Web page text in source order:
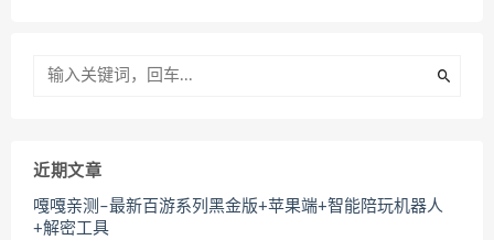
近期文章
嘎嘎亲测–最新百游系列黑金版+苹果端+智能陪玩机器人
+解密工具